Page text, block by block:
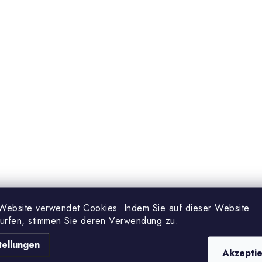
verwendet Cookies. Indem Sie auf dieser Website
stimmen Sie deren Verwendung zu.